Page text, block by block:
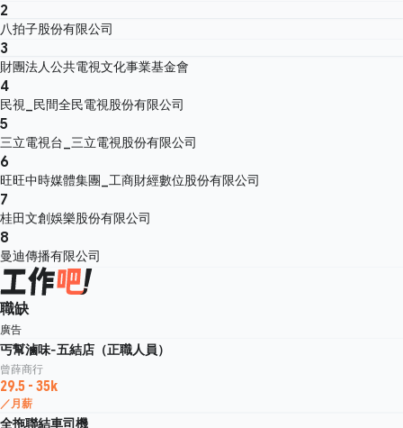
2
八拍子股份有限公司
3
財團法人公共電視文化事業基金會
4
民視_民間全民電視股份有限公司
5
三立電視台_三立電視股份有限公司
6
旺旺中時媒體集團_工商財經數位股份有限公司
7
桂田文創娛樂股份有限公司
8
曼迪傳播有限公司
職缺
廣告
丐幫滷味-五結店（正職人員）
曾薛商行
29.5 - 35k
／月薪
全拖聯結車司機